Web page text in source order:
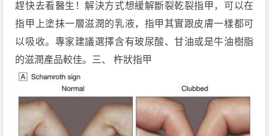
趕快去看醫生！解決方式想緩解斷裂乾裂指甲，可以在
指甲上塗抹一層滋潤的乳液，指甲其實跟皮膚一樣都可
以吸收。專家建議選擇含有玻尿酸、甘油或是牛油樹脂
的滋潤產品較佳。三、 杵狀指甲